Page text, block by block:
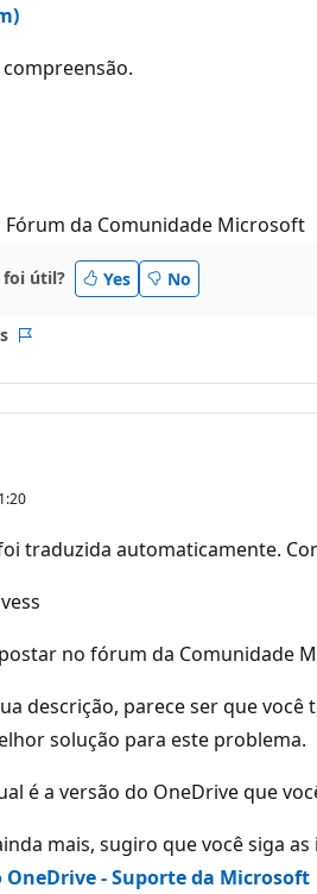
da Comunidade Microsoft
foi útil? Yes No
traduzida automaticamente.
no fórum da Comunidade
descrição, parece ser que
solução para este problema.
é a versão do OneDrive que
mais, sugiro que você siga
- Suporte da Microsoft